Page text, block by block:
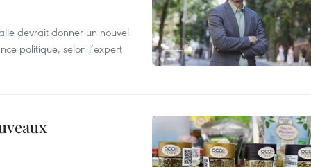
devrait donner un nouvel
politique, selon l’expert